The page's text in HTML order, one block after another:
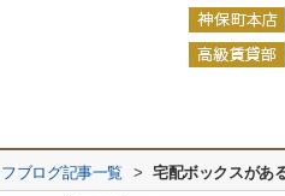
ブログ記事一覧 > 宅配ボックスがあ